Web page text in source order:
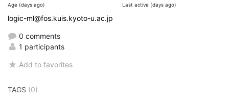
Age (days ago) Last active (days ago)
logic-ml@fos.kuis.kyoto-u.ac.jp
0 comments
1 participants
Add to favorites
TAGS (0)